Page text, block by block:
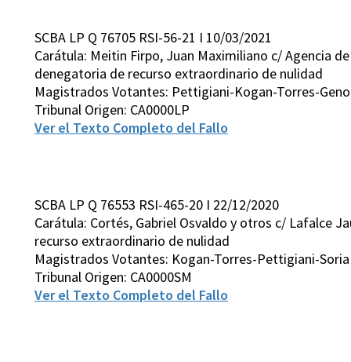
SCBA LP Q 76705 RSI-56-21 I 10/03/2021
Carátula: Meitin Firpo, Juan Maximiliano c/ Agencia
denegatoria de recurso extraordinario de nulidad
Magistrados Votantes: Pettigiani-Kogan-Torres-
Tribunal Origen: CA0000LP
Ver el Texto Completo del Fallo
SCBA LP Q 76553 RSI-465-20 I 22/12/2020
Carátula: Cortés, Gabriel Osvaldo y otros c/ Lafalce
recurso extraordinario de nulidad
Magistrados Votantes: Kogan-Torres-Pettigiani-Soria
Tribunal Origen: CA0000SM
Ver el Texto Completo del Fallo